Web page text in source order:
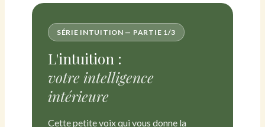
SÉRIE INTUITION — PARTIE 1/3
L'intuition :
votre intelligence
intérieure
Cette petite voix qui vous donne la